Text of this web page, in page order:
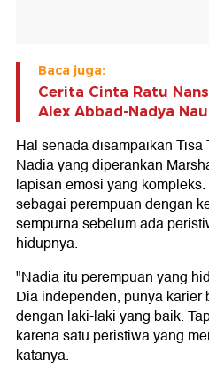
Baca juga:
Cerita Cinta Ratu
Alex Abbad-Nadya
Hal senada disampaikan
Nadia yang diperankan
lapisan emosi yang
sebagai perempuan dengan
sempurna sebelum ada
hidupnya.
"Nadia itu perempuan yang
Dia independen, punya karier
dengan laki-laki yang baik.
karena satu peristiwa yang
katanya.